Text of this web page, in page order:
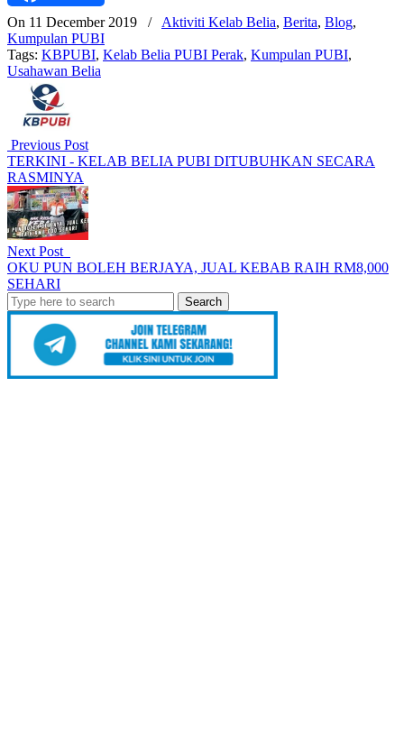
On 11 December 2019 / Aktiviti Kelab Belia, Berita, Blog,
Kumpulan PUBI
Tags: KBPUBI, Kelab Belia PUBI Perak, Kumpulan PUBI,
Usahawan Belia
Previous Post
TERKINI - KELAB BELIA PUBI DITUBUHKAN SECARA
RASMINYA
Next Post
OKU PUN BOLEH BERJAYA, JUAL KEBAB RAIH RM8,000
SEHARI
Search
for: